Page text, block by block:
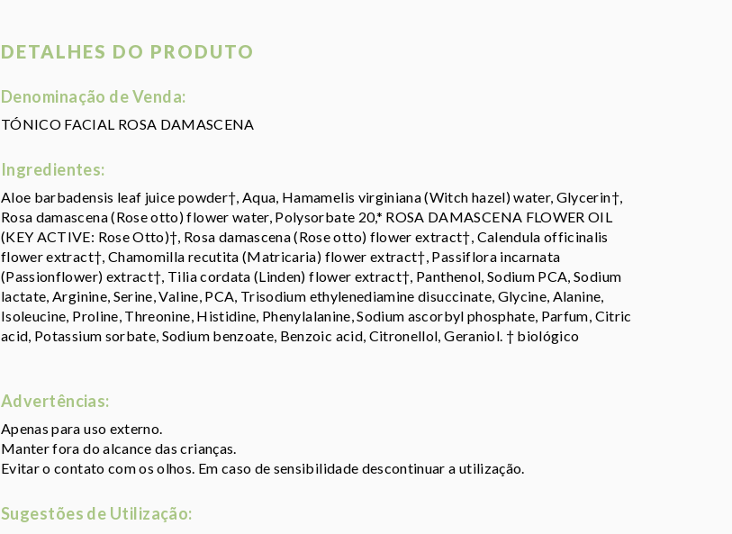
DETALHES DO PRODUTO
Denominação de Venda:
TÓNICO FACIAL ROSA DAMASCENA
Ingredientes:
Aloe barbadensis leaf juice powder†, Aqua, Hamamelis virginiana (Witch hazel) water, Glycerin†,
Rosa damascena (Rose otto) flower water, Polysorbate 20,* ROSA DAMASCENA FLOWER OIL
(KEY ACTIVE: Rose Otto)†, Rosa damascena (Rose otto) flower extract†, Calendula officinalis
flower extract†, Chamomilla recutita (Matricaria) flower extract†, Passiflora incarnata
(Passionflower) extract†, Tilia cordata (Linden) flower extract†, Panthenol, Sodium PCA, Sodium
lactate, Arginine, Serine, Valine, PCA, Trisodium ethylenediamine disuccinate, Glycine, Alanine,
Isoleucine, Proline, Threonine, Histidine, Phenylalanine, Sodium ascorbyl phosphate, Parfum, Citric
acid, Potassium sorbate, Sodium benzoate, Benzoic acid, Citronellol, Geraniol. † biológico
Advertências:
Apenas para uso externo.
Manter fora do alcance das crianças.
Evitar o contato com os olhos. Em caso de sensibilidade descontinuar a utilização.
Sugestões de Utilização: